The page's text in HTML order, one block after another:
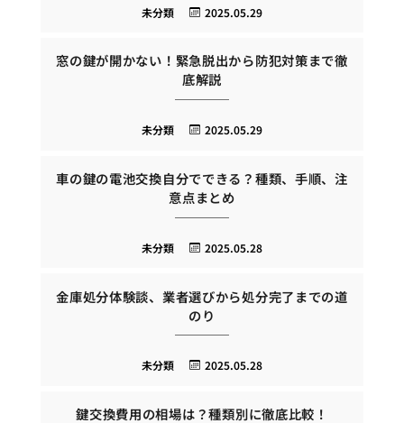
2025.05.29
未分類
窓の鍵が開かない！緊急脱出から防犯対策まで徹
底解説
2025.05.29
未分類
車の鍵の電池交換自分でできる？種類、手順、注
意点まとめ
2025.05.28
未分類
金庫処分体験談、業者選びから処分完了までの道
のり
2025.05.28
未分類
鍵交換費用の相場は？種類別に徹底比較！